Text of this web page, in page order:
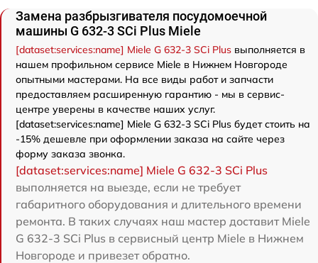
Замена разбрызгивателя посудомоечной
машины G 632-3 SCi Plus Miele
[dataset:services:name] Miele G 632-3 SCi Plus выполняется в
нашем профильном сервисе Miele в Нижнем Новгороде
опытными мастерами. На все виды работ и запчасти
предоставляем расширенную гарантию - мы в сервис-
центре уверены в качестве наших услуг.
[dataset:services:name] Miele G 632-3 SCi Plus будет стоить на
-15% дешевле при оформлении заказа на сайте через
форму заказа звонка.
[dataset:services:name] Miele G 632-3 SCi Plus
выполняется на выезде, если не требует
габаритного оборудования и длительного времени
ремонта. В таких случаях наш мастер доставит Miele
G 632-3 SCi Plus в сервисный центр Miele в Нижнем
Новгороде и привезет обратно.